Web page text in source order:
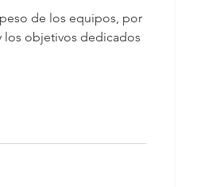
de los equipos, por
los objetivos dedicados